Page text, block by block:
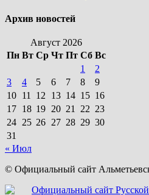
Архив новостей
Август 2026
Пн Вт Ср Чт Пт Сб Вс
1
2
3
4 5 6 7 8
9
10 11 12 13 14 15 16
17 18 19 20 21 22 23
24 25 26 27 28 29 30
31
« Июл
© Официальный сайт